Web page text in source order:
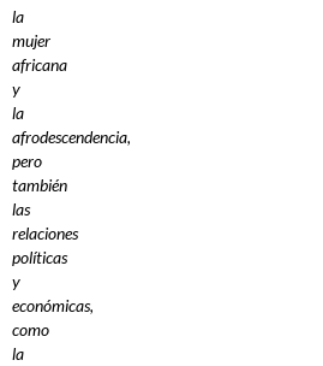
la
mujer
africana
y
la
afrodescendencia,
pero
también
las
relaciones
políticas
y
económicas,
como
la